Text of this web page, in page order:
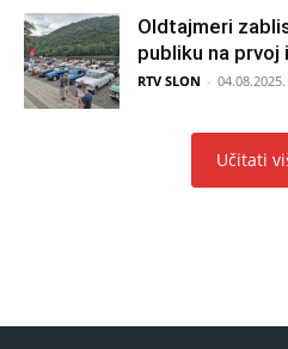
Oldtajmeri
publiku na prvoj
RTV SLON - 04.08.2025.
Učitati